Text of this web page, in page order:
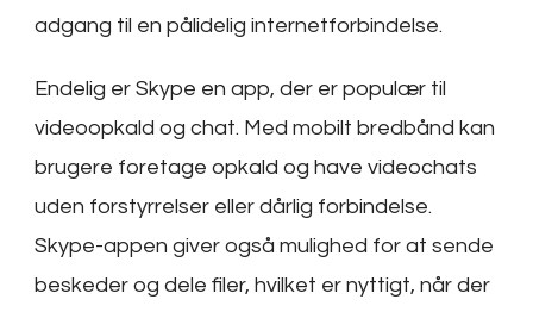
adgang til en pålidelig internetforbindelse.
Endelig er Skype en app, der er populær til
videoopkald og chat. Med mobilt bredbånd kan
brugere foretage opkald og have videochats
uden forstyrrelser eller dårlig forbindelse.
Skype-appen giver også mulighed for at sende
beskeder og dele filer, hvilket er nyttigt, når der